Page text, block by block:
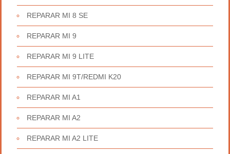
REPARAR MI 8 SE
REPARAR MI 9
REPARAR MI 9 LITE
REPARAR MI 9T/REDMI K20
REPARAR MI A1
REPARAR MI A2
REPARAR MI A2 LITE